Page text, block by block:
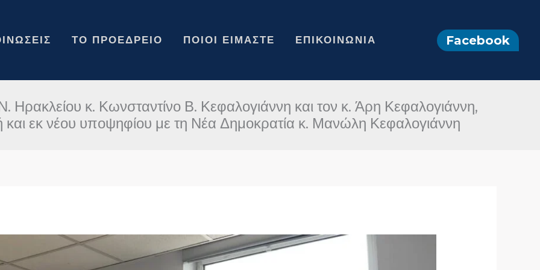
ΤΟ ΠΡΟΕΔΡΕΊΟ ΠΟΙΟΙ ΕΊΜΑΣΤΕ ΕΠΙΚΟΙΝΩΝΊΑ Facebook
Ηρακλείου κ. Κωνσταντίνο Β. Κεφαλογιάννη και τον κ. Άρη Κεφαλογιάννη,
εκ νέου υποψηφίου με τη Νέα Δημοκρατία κ. Μανώλη Κεφαλογιάννη